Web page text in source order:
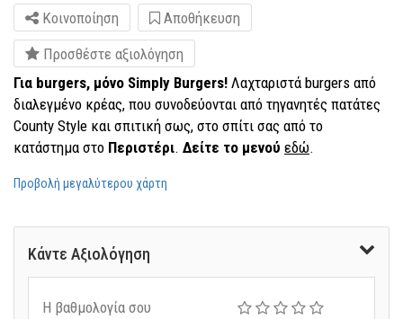
Κοινοποίηση
Αποθήκευση
Προσθέστε αξιολόγηση
Για burgers, μόνο Simply Burgers! Λαχταριστά burgers από
διαλεγμένο κρέας, που συνοδεύονται από τηγανητές πατάτες
County Style και σπιτική σως, στο σπίτι σας από το
κατάστημα στο Περιστέρι. Δείτε το μενού εδώ.
Προβολή μεγαλύτερου χάρτη
Κάντε Αξιολόγηση
Η βαθμολογία σου